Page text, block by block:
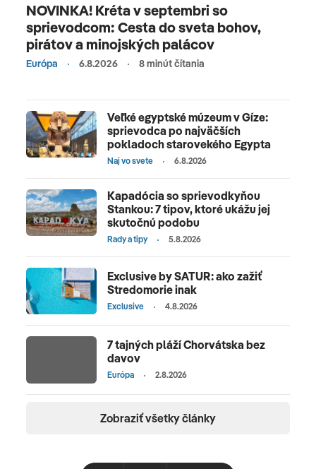
NOVINKA! Kréta v septembri so
sprievodcom: Cesta do sveta bohov,
pirátov a minojských palácov
Európa 6.8.2026 8 minút čítania
Veľké egyptské múzeum v Gíze:
sprievodca po najväčších
pokladoch starovekého Egypta
Naj vo svete 6.8.2026
Kapadócia so sprievodkyňou
Stankou: 7 tipov, ktoré ukážu jej
skutočnú podobu
Rady a tipy 5.8.2026
Exclusive by SATUR: ako zažiť
Stredomorie inak
Exclusive 4.8.2026
7 tajných pláží Chorvátska bez
davov
Európa 2.8.2026
Zobraziť všetky články